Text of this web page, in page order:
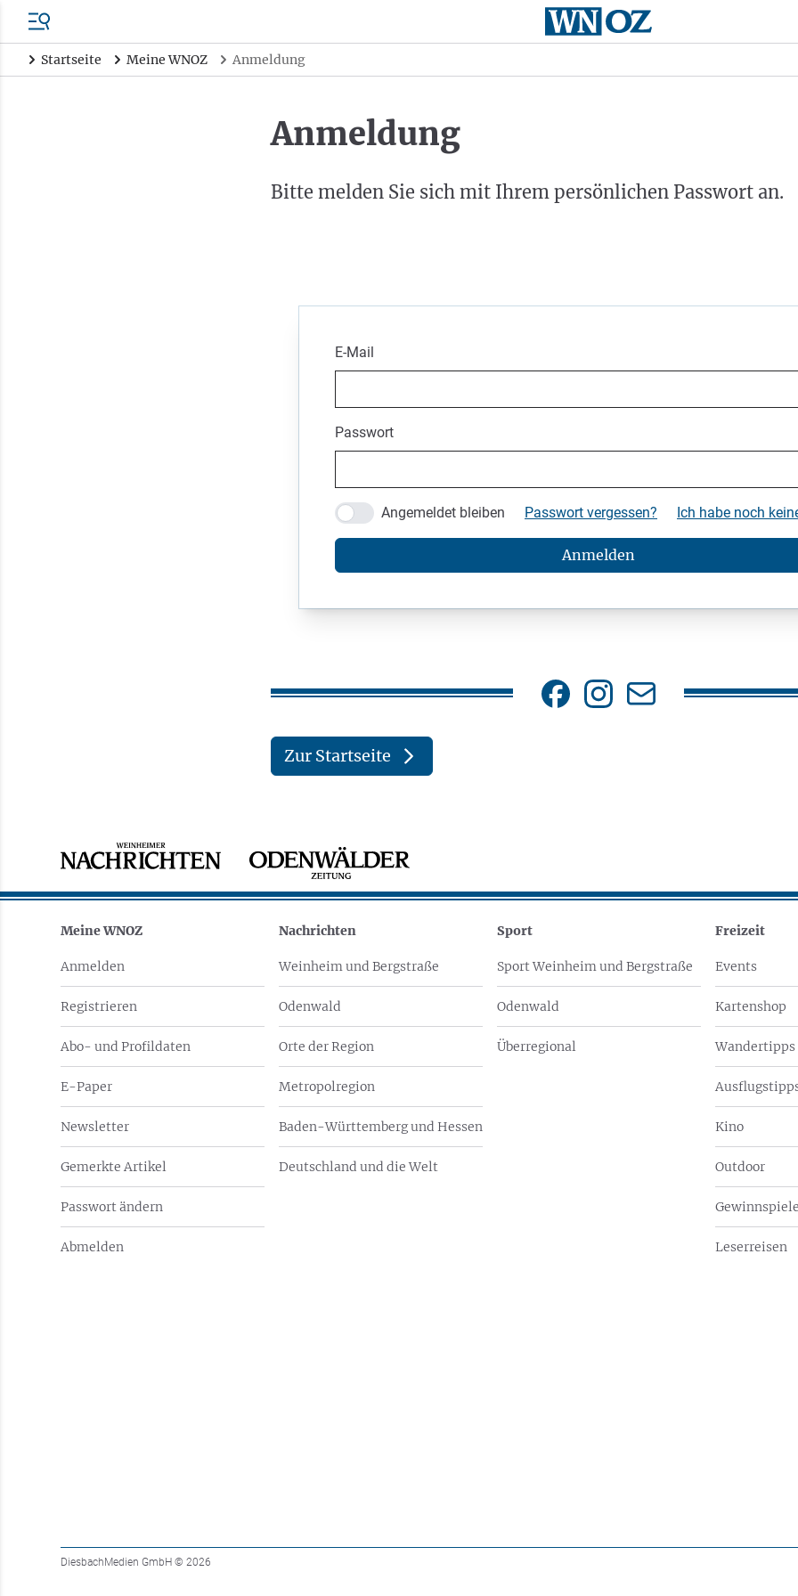
Startseite Meine WNOZ Anmeldung
Anmeldung
Bitte melden Sie sich mit Ihrem persönlichen Passwort an.
E-Mail
Passwort
Angemeldet bleiben Passwort vergessen? Ich habe noch
Anmelden
Zur Startseite
Meine WNOZ
Anmelden
Registrieren
Abo- und Profildaten
E-Paper
Newsletter
Gemerkte Artikel
Passwort ändern
Abmelden
Nachrichten
Weinheim und Bergstraße
Odenwald
Orte der Region
Metropolregion
Baden-Württemberg und Hessen
Deutschland und die Welt
Sport
Sport Weinheim und Bergstraße
Odenwald
Überregional
Freizeit
Events
Kartenshop
Wandertipps
Kino
Outdoor
Gewinnspiele
Leserreisen
DiesbachMedien GmbH © 2026